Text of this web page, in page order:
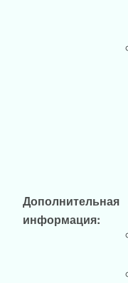
Дополнительная
информация: